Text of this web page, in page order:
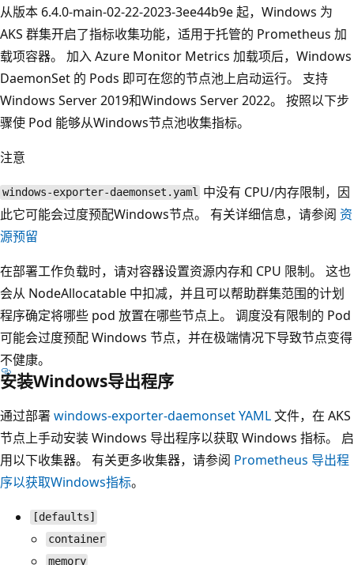
从版本 6.4.0-main-02-22-2023-3ee44b9e 起，Windows 为
AKS 群集开启了指标收集功能，适用于托管的 Prometheus 加
载项容器。 加入 Azure Monitor Metrics 加载项后，Windows
DaemonSet 的 Pods 即可在您的节点池上启动运行。 支持
Windows Server 2019和Windows Server 2022。 按照以下步
骤使 Pod 能够从Windows节点池收集指标。
注意
windows-exporter-daemonset.yaml 中没有 CPU/内存限制，因
此它可能会过度预配Windows节点。 有关详细信息，请参阅 资
源预留
在部署工作负载时，请对容器设置资源内存和 CPU 限制。 这也
会从 NodeAllocatable 中扣减，并且可以帮助群集范围的计划
程序确定将哪些 pod 放置在哪些节点上。 调度没有限制的 Pod
可能会过度预配 Windows 节点，并在极端情况下导致节点变得
不健康。
安装Windows导出程序
通过部署windows-exporter-daemonset YAML文件，在 AKS
节点上手动安装 Windows 导出程序以获取 Windows 指标。 启
用以下收集器。 有关更多收集器，请参阅 Prometheus 导出程
序以获取Windows指标。
[defaults]
container
memory